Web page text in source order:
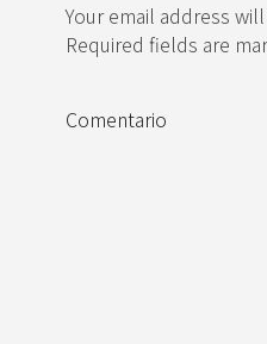
Your email address
Required fields are
Comentario